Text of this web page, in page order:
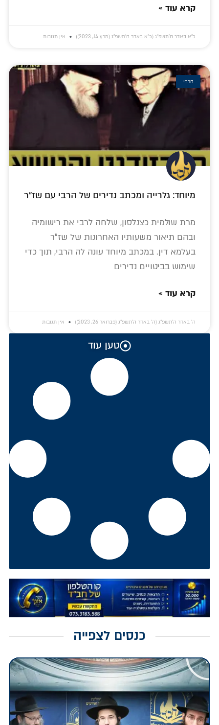
קרא עוד »
כ״א באדר ה׳תשפ״ג (כ״א באדר ה׳תשפ״ג (מרץ 14, 2023)) אין תגובות
הרבי
מיוחד: גלרייה ומכתב נדירים של הרבי עם שז"ר
מרת שולמית כצנלסון, שלחה לרבי את רישומיה
ובהם תיאור משעותיו האחרונות של שז"ר
בעלמא דין. במכתב מיוחד עונה לה הרבי, תוך כדי
שימוש בביטויים נדירים
קרא עוד »
ה׳ באדר ה׳תשפ״ג (ה׳ באדר ה׳תשפ״ג (פברואר 26, 2023)) אין תגובות
טען עוד
כנסים לצפייה